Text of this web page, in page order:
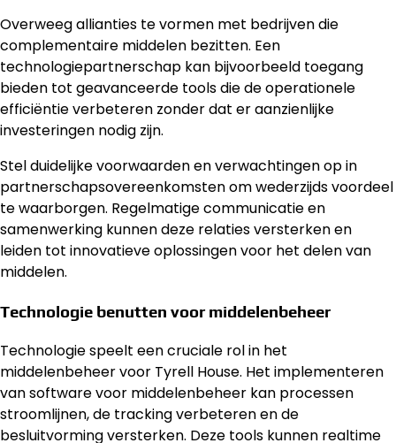
Overweeg allianties te vormen met bedrijven die
complementaire middelen bezitten. Een
technologiepartnerschap kan bijvoorbeeld toegang
bieden tot geavanceerde tools die de operationele
efficiëntie verbeteren zonder dat er aanzienlijke
investeringen nodig zijn.
Stel duidelijke voorwaarden en verwachtingen op in
partnerschapsovereenkomsten om wederzijds voordeel
te waarborgen. Regelmatige communicatie en
samenwerking kunnen deze relaties versterken en
leiden tot innovatieve oplossingen voor het delen van
middelen.
Technologie benutten voor middelenbeheer
Technologie speelt een cruciale rol in het
middelenbeheer voor Tyrell House. Het implementeren
van software voor middelenbeheer kan processen
stroomlijnen, de tracking verbeteren en de
besluitvorming versterken. Deze tools kunnen realtime